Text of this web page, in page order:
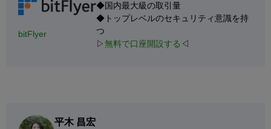
bitFlyer
◆国内最大級の取引量
◆トップレベルのセキュリティ意識を持
つ
▷無料で口座開設する ◁
平木 昌宏